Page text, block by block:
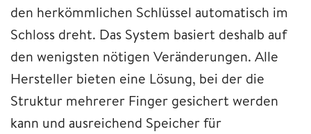
den herkömmlichen Schlüssel automatisch im
Schloss dreht. Das System basiert deshalb auf
den wenigsten nötigen Veränderungen. Alle
Hersteller bieten eine Lösung, bei der die
Struktur mehrerer Finger gesichert werden
kann und ausreichend Speicher für